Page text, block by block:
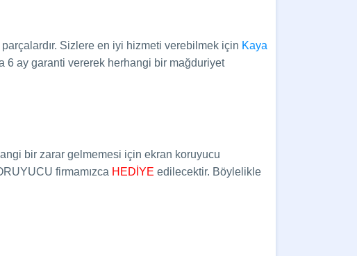
Sizlere en iyi hizmeti verebilmek için Kaya
6 ay garanti vererek herhangi bir mağduriyet
bir zarar gelmemesi için ekran koruyucu
firmamızca HEDİYE edilecektir. Böylelikle